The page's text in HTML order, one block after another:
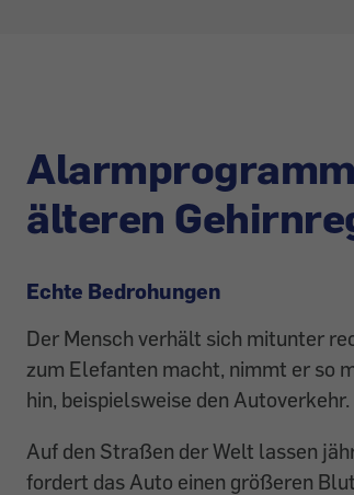
älteren
Echte Bedrohungen
Der Mensch verhält sich mitunter
zum Elefanten macht, nimmt er so
hin, beispielsweise den Autoverkehr.
Auf den Straßen der Welt lassen
fordert das Auto einen größeren